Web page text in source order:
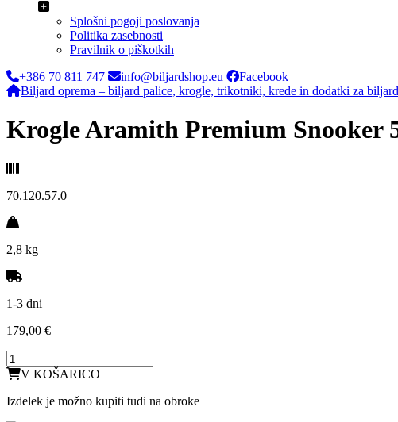
Splošni pogoji poslovanja
Politika zasebnosti
Pravilnik o piškotkih
+386 70 811 747
info@biljardshop.eu
Facebook
Biljard oprema – biljard palice, krogle, trikotniki, krede in dodatki za biljard
Krogle Aramith Premium Snooker
70.120.57.0
2,8 kg
1-3 dni
179,00 €
V KOŠARICO
Izdelek je možno kupiti tudi na obroke